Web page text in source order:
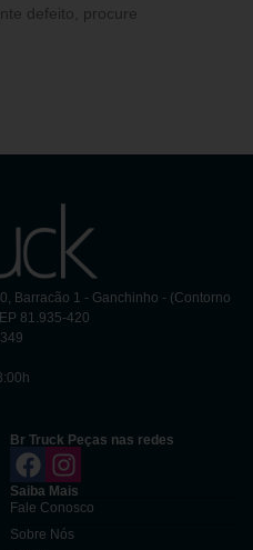
defeito, procure
Barracão 1 - Ganchinho - (Contorno
81.935-420
Br Truck Peças nas redes
Saiba Mais
Fale Conosco
Sobre Nós